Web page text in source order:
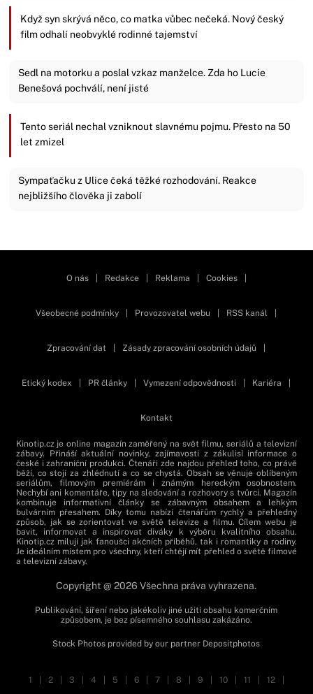
Když syn skrývá něco, co matka vůbec nečeká. Nový český
film odhalí neobvyklé rodinné tajemství
Sedl na motorku a poslal vzkaz manželce. Zda ho Lucie
Benešová pochválí, není jisté
Tento seriál nechal vzniknout slavnému pojmu. Přesto na 50
let zmizel
Sympaťačku z Ulice čeká těžké rozhodování. Reakce
nejbližšího člověka ji zabolí
O nás Redakce Reklama Cookies
Všeobecné podmínky Provozovatel webu RSS kanál
Zpracování dat Zásady zpracování osobních údajů
Etický kodex PR články Vymezení odpovědnosti Kariéra
Kontakt
Kinotip.cz je online magazín zaměřený na svět filmu, seriálů a televizní
zábavy. Přináší aktuální novinky, zajímavosti z zákulisí informace o
české i zahraniční produkci. Čtenáři zde najdou přehled toho, co právě
běží, co stojí za zhlédnutí a co se chystá. Obsah se věnuje oblíbeným
seriálům, filmovým premiérám i známým hereckým osobnostem.
Nechybí ani komentáře, tipy na sledování a rozhovory s tvůrci. Magazín
kombinuje informativní články se zábavným obsahem a lehkým
bulvárním přesahem. Díky tomu nabízí čtenářům rychlý a přehledný
způsob, jak se zorientovat ve světě televize a filmu. Cílem webu je
bavit, informovat a inspirovat diváky k výběru kvalitního obsahu.
Kinotip.cz milují jak fanoušci akčních příběhů, tak i romantiky a rodiny.
Je ideálním místem pro všechny, kteří chtějí mít přehled o světě filmové
a televizní zábavy.
Copyright @ 2026 Všechna práva vyhrazena.
Publikování, šíření nebo jakékoliv jiné užití obsahu komerčním
způsobem, je bez písemného souhlasu zakázáno.
Stock Photos provided by our partner Depositphotos
1 2 3 4 5 6 7 8 9 10 11 12